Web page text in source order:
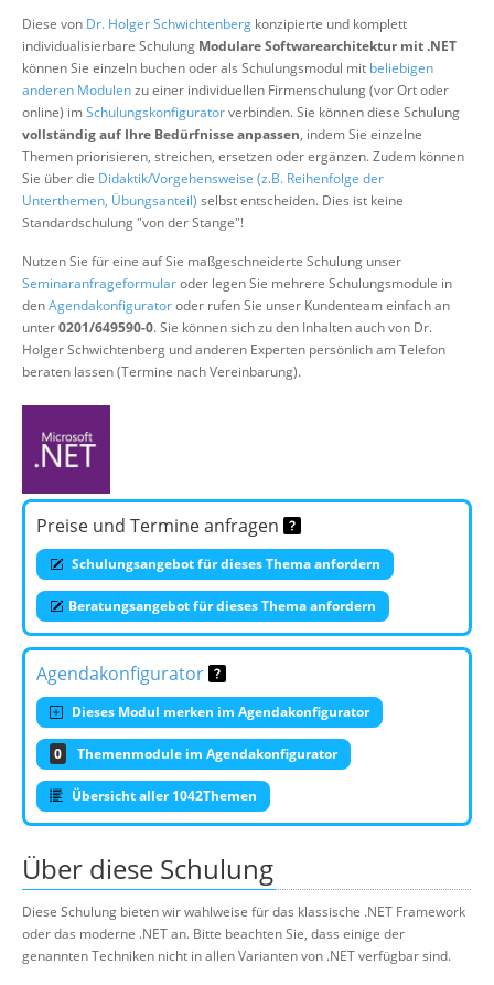
Diese von Dr. Holger Schwichtenberg konzipierte und komplett
individualisierbare Schulung Modulare Softwarearchitektur mit .NET
können Sie einzeln buchen oder als Schulungsmodul mit beliebigen
anderen Modulenzu einer individuellen Firmenschulung (vor Ort oder
online) imSchulungskonfiguratorverbinden. Sie können diese Schulung
vollständig auf Ihre Bedürfnisse anpassen, indem Sie einzelne
Themen priorisieren, streichen, ersetzen oder ergänzen. Zudem können
Sie über die Didaktik/Vorgehensweise (z.B. Reihenfolge der
Unterthemen, Übungsanteil) selbst entscheiden. Dies ist keine
Standardschulung "von der Stange"!
Nutzen Sie für eine auf Sie maßgeschneiderte Schulung unser
Seminaranfrageformularoder legen Sie mehrere Schulungsmodule in
denAgendakonfiguratoroder rufen Sie unser Kundenteam einfach an
unter0201/649590-0. Sie können sich zu den Inhalten auch von Dr.
Holger Schwichtenberg und anderen Experten persönlich am Telefon
beraten lassen (Termine nach Vereinbarung).
Preise und Termine anfragen
Schulungsangebot für dieses Thema anfordern
Beratungsangebot für dieses Thema anfordern
Agendakonfigurator
Dieses Modul merken im Agendakonfigurator
0 Themenmodule im Agendakonfigurator
Übersicht aller 1042Themen
Über diese Schulung
Diese Schulung bieten wir wahlweise für das klassische .NET Framework
oder das moderne .NET an. Bitte beachten Sie, dass einige der
genannten Techniken nicht in allen Varianten von .NET verfügbar sind.